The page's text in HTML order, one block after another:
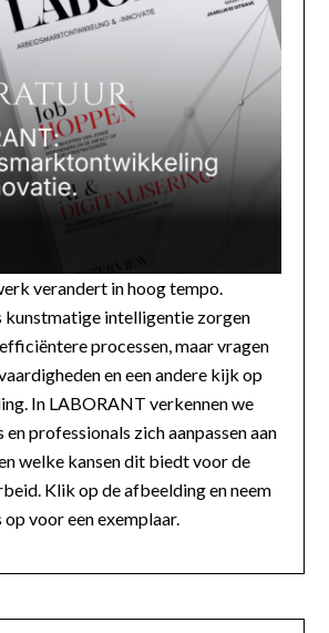
verandert in hoog tempo.
kunstmatige intelligentie zorgen
processen, maar vragen
en een andere kijk op
In LABORANT verkennen we
professionals zich aanpassen aan
welke kansen dit biedt voor de
Klik op de afbeelding en neem
voor een exemplaar.